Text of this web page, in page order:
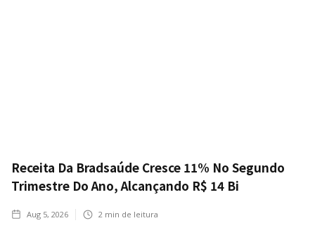
Receita Da Bradsaúde Cresce 11% No Segundo
Trimestre Do Ano, Alcançando R$ 14 Bi
Aug 5, 2026 2 min de leitura